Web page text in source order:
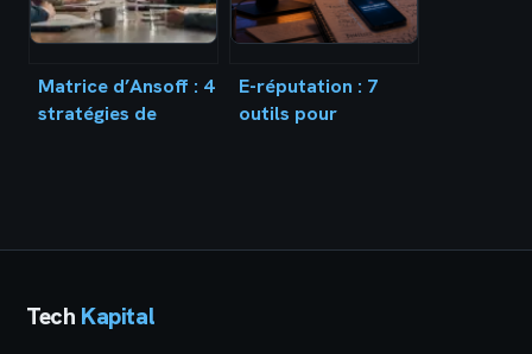
Matrice d’Ansoff : 4
stratégies de
E-réputation : 7
outils pour
Tech Kapital